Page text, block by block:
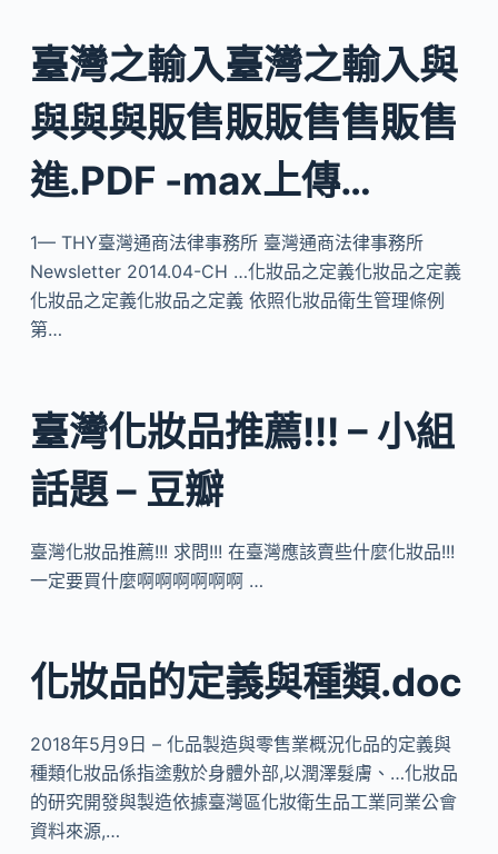
臺灣之輸入臺灣之輸入與
與與與販售販販售售販售
進.PDF -max上傳…
1— THY臺灣通商法律事務所 臺灣通商法律事務所
Newsletter 2014.04-CH …化妝品之定義化妝品之定義
化妝品之定義化妝品之定義 依照化妝品衛生管理條例
第…
臺灣化妝品推薦!!! – 小組
話題 – 豆瓣
臺灣化妝品推薦!!! 求問!!! 在臺灣應該賣些什麼化妝品!!!
一定要買什麼啊啊啊啊啊啊 …
化妝品的定義與種類.doc
2018年5月9日 – 化品製造與零售業概況化品的定義與
種類化妝品係指塗敷於身體外部,以潤澤髮膚、…化妝品
的研究開發與製造依據臺灣區化妝衛生品工業同業公會
資料來源,…